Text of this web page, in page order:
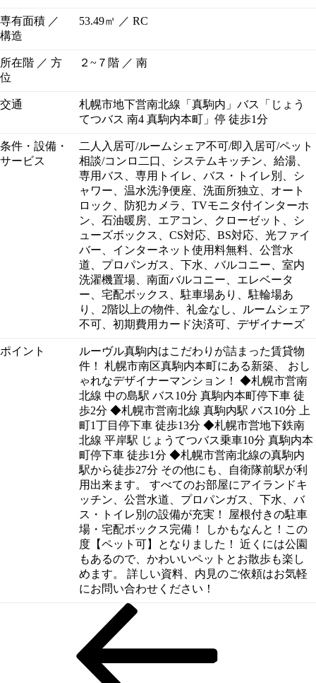
専有面積 ／
構造
53.49㎡ ／ RC
所在階 ／ 方
位
２~７階 ／ 南
交通
札幌市地下営南北線「真駒内」バス「じょう
てつバス 南4 真駒内本町」停 徒歩1分
条件・設備・
サービス
二人入居可/ルームシェア不可/即入居可/ペット
相談/コンロ二口、システムキッチン、給湯、
専用バス、専用トイレ、バス・トイレ別、シ
ャワー、温水洗浄便座、洗面所独立、オート
ロック、防犯カメラ、TVモニタ付インターホ
ン、石油暖房、エアコン、クローゼット、シ
ューズボックス、CS対応、BS対応、光ファイ
バー、インターネット使用料無料、公営水
道、プロパンガス、下水、バルコニー、室内
洗濯機置場、南面バルコニー、エレベータ
ー、宅配ボックス、駐車場あり、駐輪場あ
り、2階以上の物件、礼金なし、ルームシェア
不可、初期費用カード決済可、デザイナーズ
ポイント
ルーヴル真駒内はこだわりが詰まった賃貸物
件！ 札幌市南区真駒内本町にある新築、 おし
ゃれなデザイナーマンション！ ◆札幌市営南
北線 中の島駅 バス10分 真駒内本町停下車 徒
歩2分 ◆札幌市営南北線 真駒内駅 バス10分 上
町1丁目停下車 徒歩13分 ◆札幌市営地下鉄南
北線 平岸駅 じょうてつバス乗車10分 真駒内本
町停下車 徒歩1分 ◆札幌市営南北線の真駒内
駅から徒歩27分 その他にも、自衛隊前駅が利
用出来ます。 すべてのお部屋にアイランドキ
ッチン、公営水道、プロパンガス、下水、バ
ス・トイレ別の設備が充実！ 屋根付きの駐車
場・宅配ボックス完備！ しかもなんと！この
度【ペット可】となりました！ 近くには公園
もあるので、かわいいペットとお散歩も楽し
めます。 詳しい資料、内見のご依頼はお気軽
にお問い合わせください！